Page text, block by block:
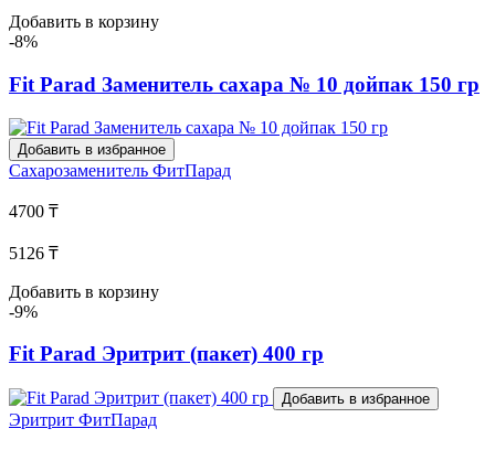
Добавить в корзину
-8%
Fit Parad Заменитель сахара № 10 дойпак 150 гр
Добавить в избранное
Сахарозаменитель ФитПарад
4700 ₸
5126 ₸
Добавить в корзину
-9%
Fit Parad Эритрит (пакет) 400 гр
Добавить в избранное
Эритрит ФитПарад